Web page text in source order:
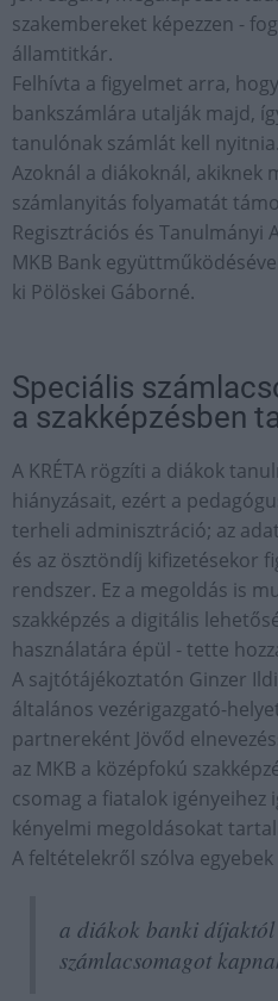
szakembereket képezzen -
államtitkár.
Felhívta a figyelmet arra,
bankszámlára utalják majd,
tanulónak számlát kell nyitnia.
Azoknál a diákoknál, akiknek
számlanyitás folyamatát
Regisztrációs és Tanulmányi
MKB Bank
ki Pölöskei Gáborné.
Speciális
a szakképzésben
A KRÉTA rögzíti a diákok
hiányzásait, ezért a
terheli adminisztráció; az
és az ösztöndíj kifizetésekor
rendszer. Ez a megoldás is
szakképzés a digitális
használatára épül - tette
A sajtótájékoztatón Ginzer
általános vezérigazgató-
partnereként Jövőd
az MKB a középfokú
csomag a fiatalok
kényelmi megoldásokat
A feltételekről szólva
a diákok banki díjaktól
számlacsomagot